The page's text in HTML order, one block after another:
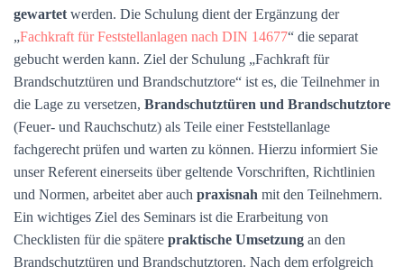
gewartet werden. Die Schulung dient der Ergänzung der
„Fachkraft für Feststellanlagen nach DIN 14677“ die separat
gebucht werden kann. Ziel der Schulung „Fachkraft für
Brandschutztüren und Brandschutztore“ ist es, die Teilnehmer in
die Lage zu versetzen, Brandschutztüren und Brandschutztore
(Feuer- und Rauchschutz) als Teile einer Feststellanlage
fachgerecht prüfen und warten zu können. Hierzu informiert Sie
unser Referent einerseits über geltende Vorschriften, Richtlinien
und Normen, arbeitet aber auch praxisnah mit den Teilnehmern.
Ein wichtiges Ziel des Seminars ist die Erarbeitung von
Checklisten für die spätere praktische Umsetzung an den
Brandschutztüren und Brandschutztoren. Nach dem erfolgreich